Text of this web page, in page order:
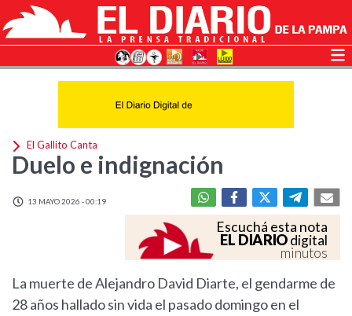
El Gallito Canta
Duelo e indignación
13 MAYO 2026 - 00:19
Escuchá esta nota
EL DIARIOdigital
minutos
La muerte de Alejandro David Diarte, el gendarme de
28 años hallado sin vida el pasado domingo en el